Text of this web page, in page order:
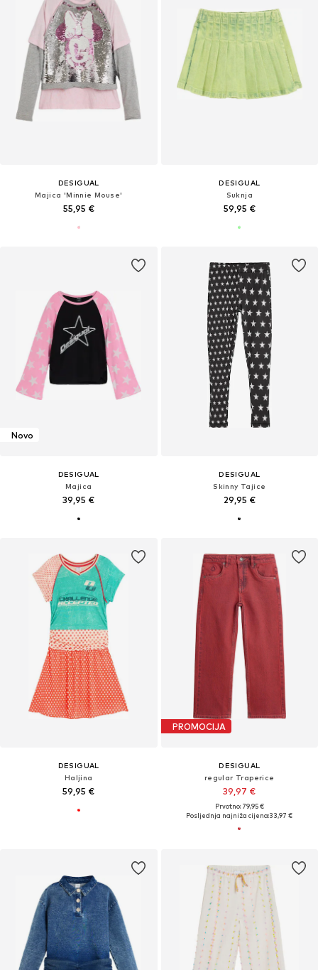
DESIGUAL
Majica 'Minnie Mouse'
55,95 €
DESIGUAL
Suknja
59,95 €
Novo
DESIGUAL
Majica
39,95 €
DESIGUAL
Skinny Tajice
29,95 €
DESIGUAL
Haljina
59,95 €
PROMOCIJA
DESIGUAL
regular Traperice
39,97 €
Prvotno: 79,95 €
Posljednja najniža cijena:33,97 €